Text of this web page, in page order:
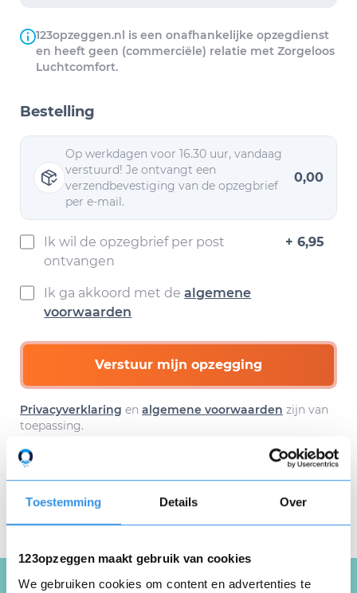
Toestemming Details Over
123opzeggen maakt gebruik van cookies
We gebruiken cookies om content en advertenties te
123opzeggen.nl is een onafhankelijke opzegdienst
en heeft geen (commerciële) relatie met Zorgeloos
Luchtcomfort.
Bestelling
Op werkdagen voor 16.30 uur, vandaag
verstuurd! Je ontvangt een
verzendbevestiging van de opzegbrief
per e-mail.
0,00
Ik wil de opzegbrief per post
ontvangen
+ 6,95
Ik ga akkoord met dealgemene
voorwaarden
Verstuur mijn opzegging
Privacyverklaring en algemene voorwaarden zijn van
toepassing.
Download hier gratis je